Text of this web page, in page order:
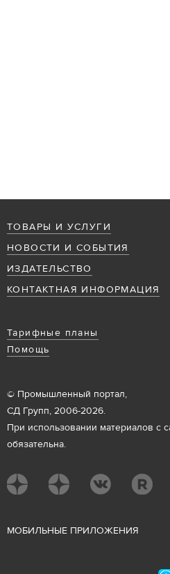
ТОВАРЫ И УСЛУГИ
НОВОСТИ И СОБЫТИЯ
ИЗДАТЕЛЬСТВО
КОНТАКТНАЯ ИНФОРМАЦИЯ
Тарифные планы
Помощь
© Промышленный портал,
СД Групп, 2006-2026.
При использовании материалов с
обязательна.
МОБИЛЬНЫЕ ПРИЛОЖЕНИЯ